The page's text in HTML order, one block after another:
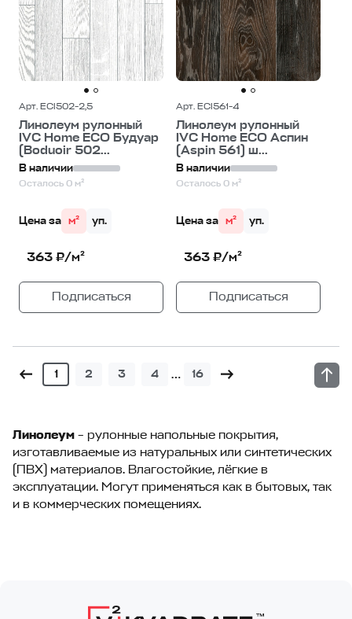
Арт. ECI502-2,5
Линолеум рулонный
IVC Home ECO Будуар
(Boduoir 502...
В наличии
Осталось 0 м²
Цена за м² уп.
363 ₽/м²
Подписаться
Арт. ECI561-4
Линолеум рулонный
IVC Home ECO Аспин
(Aspin 561) ш...
В наличии
Осталось 0 м²
Цена за м² уп.
363 ₽/м²
Подписаться
1 2 3 4 … 16
Линолеум – рулонные напольные покрытия,
изготавливаемые из натуральных или синтетических
(ПВХ) материалов. Влагостойкие, лёгкие в
эксплуатации. Могут применяться как в бытовых, так
и в коммерческих помещениях.